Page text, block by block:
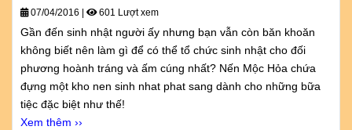
07/04/2016 601 Lượt xem
Gần đến sinh nhật người ấy nhưng bạn vẫn còn băn khoăn
không biết nên làm gì để có thể tổ chức sinh nhật cho đối
phương hoành tráng và ấm cúng nhất? Nến Mộc Hỏa chứa
đựng một kho nen sinh nhat phat sang dành cho những bữa
tiệc đặc biệt như thế!
Xem thêm ››